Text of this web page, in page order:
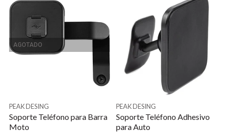
AGOTADO
PEAK DESING
Soporte Teléfono para Barra
Moto
PEAK DESING
Soporte Teléfono Adhesivo
para Auto